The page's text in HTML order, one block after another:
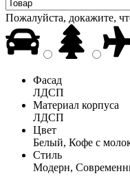
Пожалуйста, докажите,
Фасад
ЛДСП
Материал корпуса
ЛДСП
Цвет
Белый, Кофе с
Стиль
Модерн,